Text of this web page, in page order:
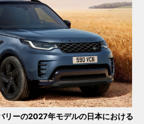
リーの2027年モデルの日本における